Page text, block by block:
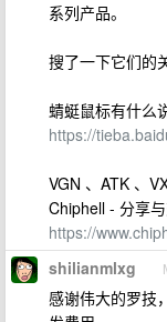
系列产品。
搜了一下它们的
蜻蜓鼠标有什么
https://
VGN 、ATK 、
Chiphell - 分享
https://
shilianmlxg
感谢伟大的罗技